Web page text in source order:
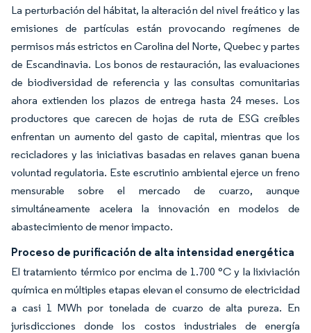
La perturbación del hábitat, la alteración del nivel freático y las
emisiones de partículas están provocando regímenes de
permisos más estrictos en Carolina del Norte, Quebec y partes
de Escandinavia. Los bonos de restauración, las evaluaciones
de biodiversidad de referencia y las consultas comunitarias
ahora extienden los plazos de entrega hasta 24 meses. Los
productores que carecen de hojas de ruta de ESG creíbles
enfrentan un aumento del gasto de capital, mientras que los
recicladores y las iniciativas basadas en relaves ganan buena
voluntad regulatoria. Este escrutinio ambiental ejerce un freno
mensurable sobre el mercado de cuarzo, aunque
simultáneamente acelera la innovación en modelos de
abastecimiento de menor impacto.
Proceso de purificación de alta intensidad energética
El tratamiento térmico por encima de 1.700 °C y la lixiviación
química en múltiples etapas elevan el consumo de electricidad
a casi 1 MWh por tonelada de cuarzo de alta pureza. En
jurisdicciones donde los costos industriales de energía